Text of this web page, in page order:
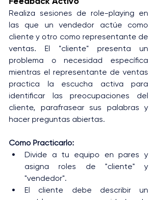
Realiza sesiones de role-playing en
las que un vendedor actúe como
cliente y otro como representante de
ventas. El "cliente" presenta un
problema o necesidad específica
mientras el representante de ventas
practica la escucha activa para
identificar las preocupaciones del
cliente, parafrasear sus palabras y
hacer preguntas abiertas.
Cómo Practicarlo:
Divide a tu equipo en pares y
asigna roles de "cliente" y
"vendedor".
El cliente debe describir un